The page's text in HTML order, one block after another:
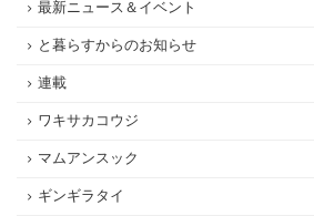
最新ニュース＆イベント
と暮らすからのお知らせ
連載
ワキサカコウジ
マムアンスック
ギンギラタイ